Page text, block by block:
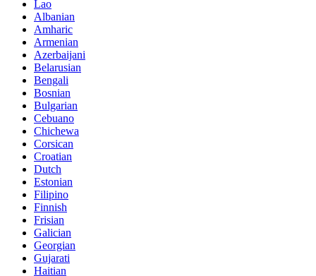
Lao
Albanian
Amharic
Armenian
Azerbaijani
Belarusian
Bengali
Bosnian
Bulgarian
Cebuano
Chichewa
Corsican
Croatian
Dutch
Estonian
Filipino
Finnish
Frisian
Galician
Georgian
Gujarati
Haitian